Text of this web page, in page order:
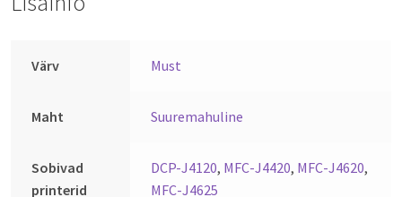
Värv Must
Maht Suuremahuline
Sobivad
printerid
DCP-J4120, MFC-J4420, MFC-J4620,
MFC-J4625